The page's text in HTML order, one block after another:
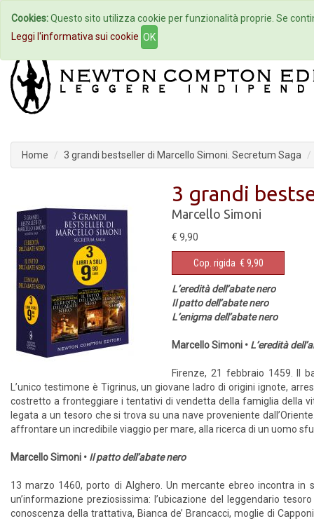
Home Autori Eventi
Home 3 grandi bestseller di Marcello Simoni. Secretum Saga
3 grandi
Marcello Simoni
€ 9,90
Cop. rigida € 9,90
L’eredità dell’abate nero
Il patto dell’abate nero
L’enigma dell’abate nero
Marcello Simoni • L’eredità
Firenze, 21 febbraio 1459. Il
L’unico testimone è Tigrinus, un giovane ladro di origini ignote,
costretto a fronteggiare i tentativi di vendetta della famiglia della
legata a un tesoro che si trova su una nave proveniente
affrontare un incredibile viaggio per mare, alla ricerca di un uomo
Marcello Simoni • Il patto dell’abate nero
13 marzo 1460, porto di Alghero. Un mercante ebreo incontra in
un’informazione preziosissima: l’ubicazione del leggendario
conoscenza della trattativa, Bianca de’ Brancacci, moglie di
Cookies:Questo sito utilizza cookie per funzionalità proprie. Se
Leggi l'informativa sui cookie OK